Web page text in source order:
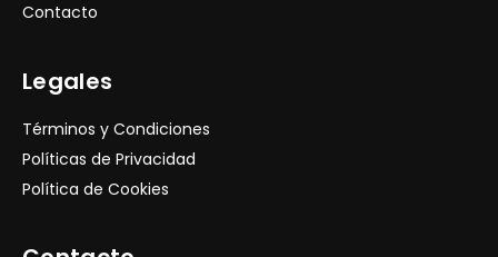
Contacto
Legales
Términos y Condiciones
Políticas de Privacidad
Política de Cookies